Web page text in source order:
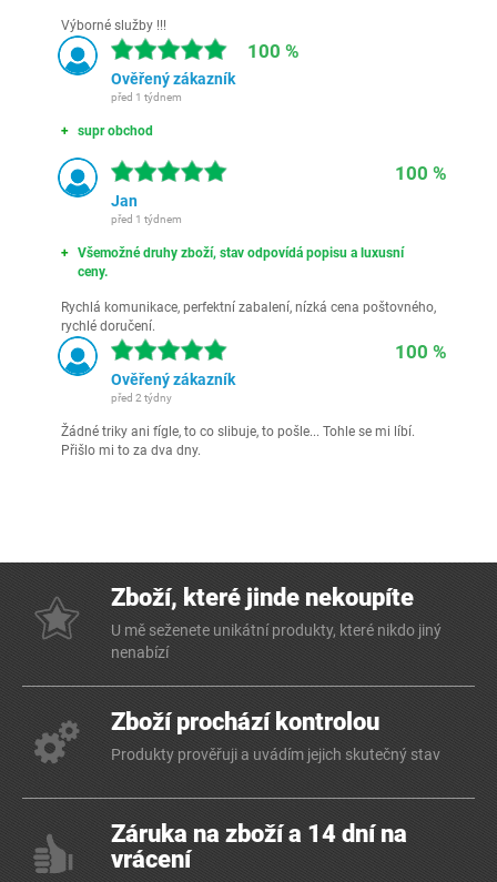
Výborné služby !!!
100 %
Ověřený zákazník
před 1 týdnem
supr obchod
100 %
Jan
před 1 týdnem
Všemožné druhy zboží, stav odpovídá popisu a luxusní
ceny.
Rychlá komunikace, perfektní zabalení, nízká cena poštovného,
rychlé doručení.
100 %
Ověřený zákazník
před 2 týdny
Žádné triky ani fígle, to co slibuje, to pošle... Tohle se mi líbí.
Přišlo mi to za dva dny.
Zboží, které jinde nekoupíte
U mě seženete unikátní produkty, které nikdo jiný
nenabízí
Zboží prochází kontrolou
Produkty prověřuji a uvádím jejich skutečný stav
Záruka na zboží a 14 dní na
vrácení